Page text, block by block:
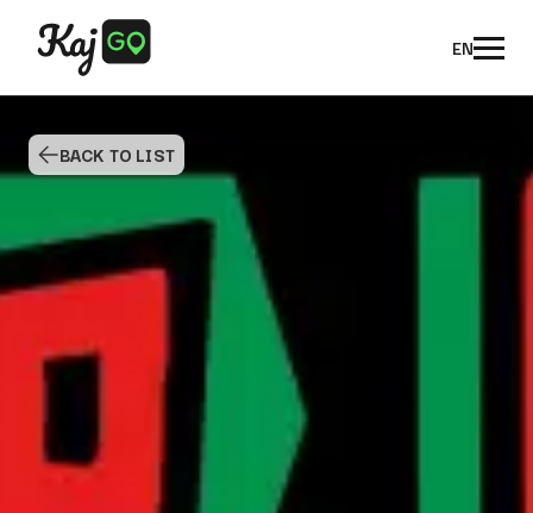
EN
BACK TO LIST